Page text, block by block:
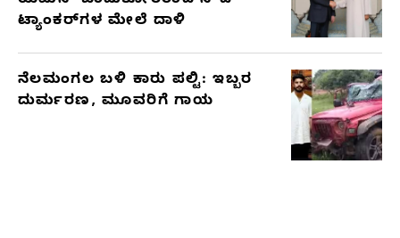
ಟ್ಯಾಂಕರ್‌ಗಳ ಮೇಲೆ ದಾಳಿ
ನೆಲಮಂಗಲ ಬಳಿ ಕಾರು ಪಲ್ಟಿ: ಇಬ್ಬರ
ದುರ್ಮರಣ, ಮೂವರಿಗೆ ಗಾಯ